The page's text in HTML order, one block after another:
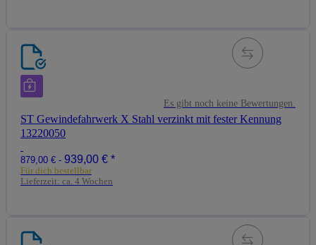
Es gibt noch keine Bewertungen.
ST Gewindefahrwerk X Stahl verzinkt mit fester Kennung
13220050
879,00 € - 939,00 € *
Für dich bestellbar
Lieferzeit: ca. 4 Wochen